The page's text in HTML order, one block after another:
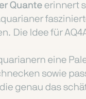
Quante erinnert
Die Idee für
eine
sowie
genau das